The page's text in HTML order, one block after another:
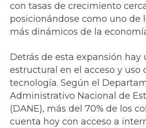
con tasas de crecimiento
posicionándose como uno de
más dinámicos de la
Detrás de esta expansión hay
estructural en el acceso y uso
tecnología. Según el
Administrativo Nacional de
(DANE), más del 70% de los
cuenta hoy con acceso a